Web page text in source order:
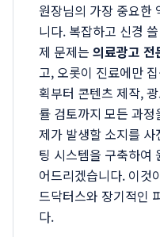
원장님의 가장 중요한
니다. 복잡하고 신경
제 문제는 의료광고 전
고, 오롯이 진료에만
획부터 콘텐츠 제작,
률 검토까지 모든 과
제가 발생할 소지를
팅 시스템을 구축하여
어드리겠습니다. 이것
드닥터스와 장기적인
다.